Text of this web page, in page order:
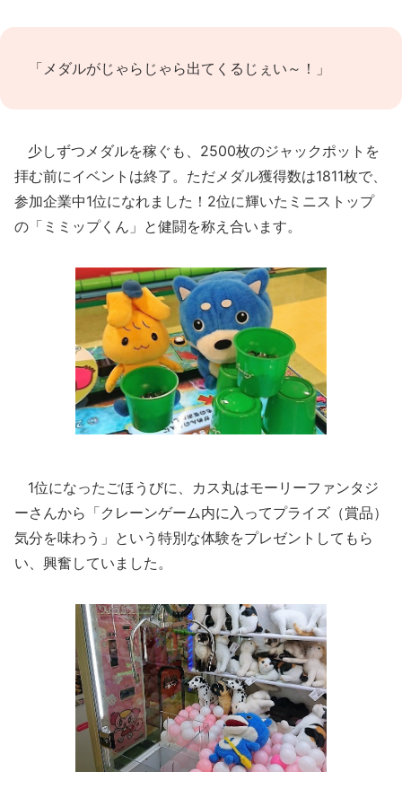
「メダルがじゃらじゃら出てくるじぇい～！」
少しずつメダルを稼ぐも、2500枚のジャックポットを
拝む前にイベントは終了。ただメダル獲得数は1811枚で、
参加企業中1位になれました！2位に輝いたミニストップ
の「ミミップくん」と健闘を称え合います。
1位になったごほうびに、カス丸はモーリーファンタジ
ーさんから「クレーンゲーム内に入ってプライズ（賞品）
気分を味わう」という特別な体験をプレゼントしてもら
い、興奮していました。